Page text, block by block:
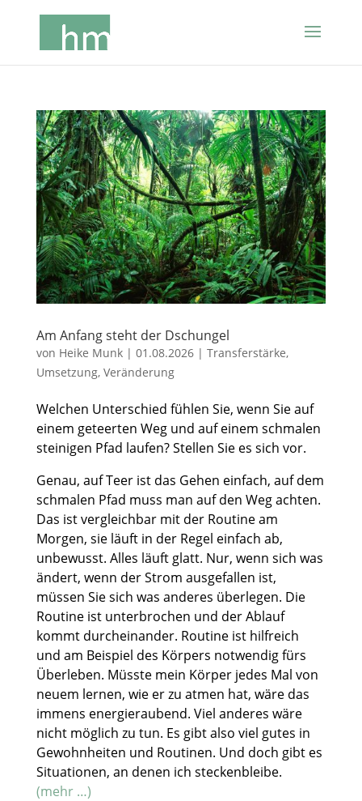
Am Anfang steht der Dschungel
von Heike Munk| 01.08.2026| Transferstärke,
Umsetzung, Veränderung
Welchen Unterschied fühlen Sie, wenn Sie auf
einem geteerten Weg und auf einem schmalen
steinigen Pfad laufen? Stellen Sie es sich vor.
Genau, auf Teer ist das Gehen einfach, auf dem
schmalen Pfad muss man auf den Weg achten.
Das ist vergleichbar mit der Routine am
Morgen, sie läuft in der Regel einfach ab,
unbewusst. Alles läuft glatt. Nur, wenn sich was
ändert, wenn der Strom ausgefallen ist,
müssen Sie sich was anderes überlegen. Die
Routine ist unterbrochen und der Ablauf
kommt durcheinander. Routine ist hilfreich
und am Beispiel des Körpers notwendig fürs
Überleben. Müsste mein Körper jedes Mal von
neuem lernen, wie er zu atmen hat, wäre das
immens energieraubend. Viel anderes wäre
nicht möglich zu tun. Es gibt also viel gutes in
Gewohnheiten und Routinen. Und doch gibt es
Situationen, an denen ich steckenbleibe.
(mehr …)